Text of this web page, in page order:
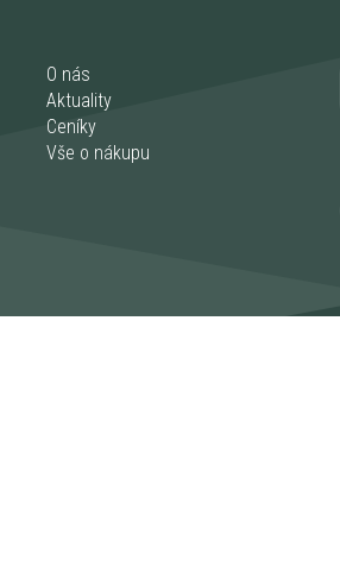
O nás
Aktuality
Ceníky
Vše o nákupu